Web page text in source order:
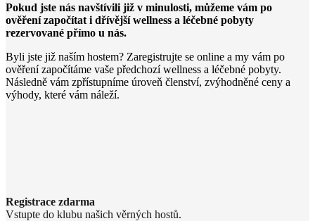
Pokud jste nás navštívili již v minulosti, můžeme vám po
ověření započítat i dřívější wellness a léčebné pobyty
rezervované přímo u nás.
Byli jste již naším hostem? Zaregistrujte se online a my vám po
ověření započítáme vaše předchozí wellness a léčebné pobyty.
Následně vám zpřístupníme úroveň členství, zvýhodněné ceny a
výhody, které vám náleží.
Registrace zdarma
Vstupte do klubu našich věrných hostů.